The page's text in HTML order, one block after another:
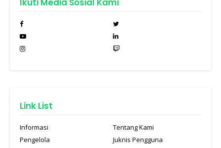
Link List
Informasi
Tentang Kami
Pengelola
Juknis Pengguna